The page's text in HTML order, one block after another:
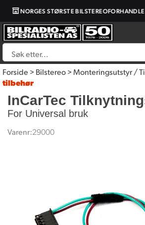
NORGES STØRSTE BILSTEREOFORHANDLER
Forside>Bilstereo>Monteringsutstyr /
tilbehør
InCarTec
For Universal bruk
Varenr:29000